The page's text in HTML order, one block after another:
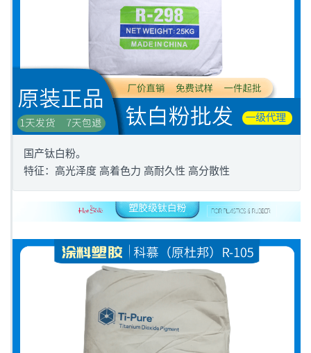
国产钛白粉。
特征：高光泽度 高着色力 高耐久性 高分散性